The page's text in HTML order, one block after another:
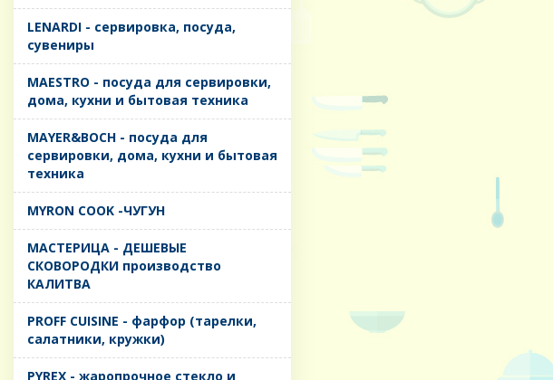
LENARDI - сервировка, посуда,
сувениры
MAESTRO - посуда для сервировки,
дома, кухни и бытовая техника
MAYER&BOCH - посуда для
сервировки, дома, кухни и бытовая
техника
MYRON COOK -ЧУГУН
MАСТЕРИЦА - ДЕШЕВЫЕ
СКОВОРОДКИ производство
КАЛИТВА
PROFF CUISINE - фарфор (тарелки,
салатники, кружки)
PYREX - жаропрочное стекло и